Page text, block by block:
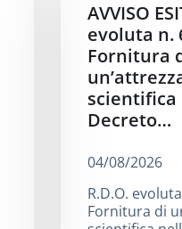
AVVISO
evoluta n.
Fornitura
scientifica
Decreto…
04/08/2026
R.D.O.
Fornitura di